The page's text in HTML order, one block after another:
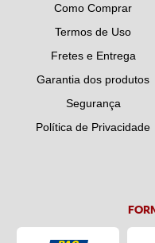
Como Comprar
Termos de Uso
Fretes e Entrega
Garantia dos produtos
Segurança
Política de Privacidade